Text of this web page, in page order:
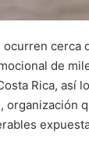
ocurren cerca
de
Rica, así
organización